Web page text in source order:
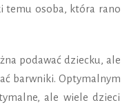
temu osoba, która rano
podawać dziecku, ale
barwniki. Optymalnym
ale wiele dzieci